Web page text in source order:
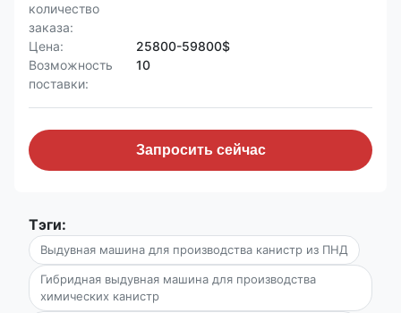
количество
заказа:
Цена:
25800-59800$
Возможность
поставки:
10
Запросить сейчас
Тэги:
Выдувная машина для производства канистр из ПНД
Гибридная выдувная машина для производства
химических канистр